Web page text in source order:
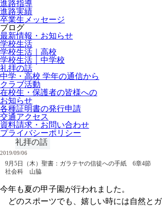
進路指導
進路実績
卒業生メッセージ
ブログ
最新情報・お知らせ
学校生活
学校生活｜高校
学校生活｜中学校
礼拝の話
中学・高校 学年の通信から
クラブ活動
在校生・保護者の皆様への
お知らせ
各種証明書の発行申請
交通アクセス
資料請求・お問い合わせ
プライバシーポリシー
礼拝の話
2019/09/06
9月5日（木）聖書：ガラテヤの信徒への手紙 6章4節
社会科 山脇
今年も夏の甲子園が行われました。
どのスポーツでも、嬉しい時には自然とガ